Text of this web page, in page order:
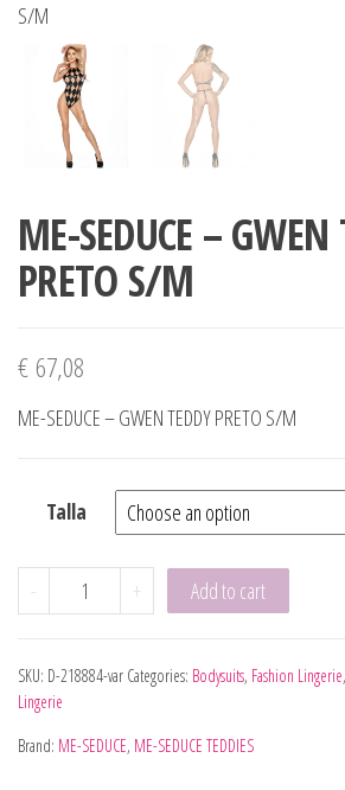
S/M
ME-SEDUCE – GWEN
PRETO S/M
€ 67,08
ME-SEDUCE – GWEN TEDDY PRETO S/M
Talla
- ME-SEDUCE - GWEN TEDDY
+ Add to cart
SKU: D-218884-var Categories: Bodysuits, Fashion Lingerie,
Lingerie
Brand: ME-SEDUCE, ME-SEDUCE TEDDIES